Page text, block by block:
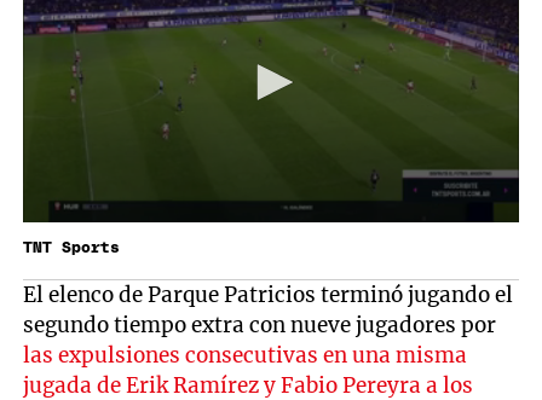
TNT Sports
El elenco de Parque Patricios terminó jugando el
segundo tiempo extra con nueve jugadores por
las expulsiones consecutivas en una misma
jugada de Erik Ramírez y Fabio Pereyra a los